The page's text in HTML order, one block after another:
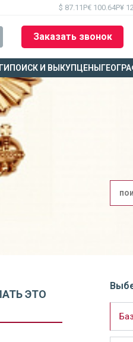
$ 87.11Р€ 100.64Р¥
Заказать звонок
ПОИСК И ВЫКУП ЦЕНЫ
ЭТО